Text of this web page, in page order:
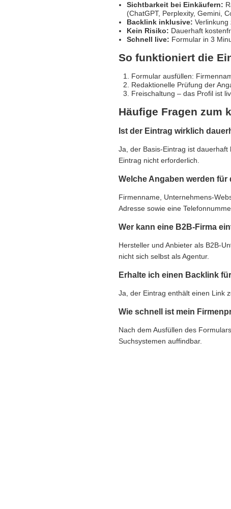
Sichtbarkeit bei Einkäufern:
(ChatGPT, Perplexity, Gemini,
Backlink inklusive: Verlinkung
Kein Risiko: Dauerhaft
Schnell live: Formular in 3
So funktioniert die
Formular ausfüllen:
Redaktionelle Prüfung der
Freischaltung – das Profil ist
Häufige Fragen zum
Ist der Eintrag wirklich
Ja, der Basis-Eintrag ist
Eintrag nicht erforderlich.
Welche Angaben werden
Firmenname, Unternehmens-
Adresse sowie eine
Wer kann eine B2B-Firma
Hersteller und Anbieter als B2B-
nicht sich selbst als Agentur.
Erhalte ich einen Backlink
Ja, der Eintrag enthält einen Link
Wie schnell ist mein
Nach dem Ausfüllen des
Suchsystemen auffindbar.